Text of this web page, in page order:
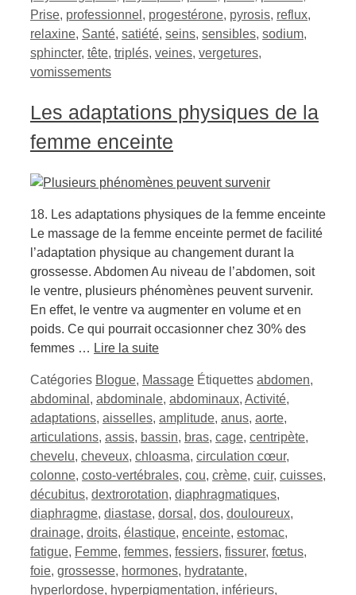
Prise, professionnel , progestérone, pyrosis, reflux,
relaxine, Santé, satiété, seins, sensibles, sodium,
sphincter, tête, triplés, veines, vergetures,
vomissements
Les adaptations physiques de la
femme enceinte
18. Les adaptations physiques de la femme enceinte
Le massage de la femme enceinte permet de facilité
l’adaptation physique au changement durant la
grossesse. Abdomen Au niveau de l’abdomen, soit
le ventre, plusieurs phénomènes peuvent survenir.
En effet, le ventre va augmenter en volume et en
poids. Ce qui pourrait occasionner chez 30% des
femmes … Lire la suite
Catégories Blogue, Massage Étiquettes abdomen,
abdominal , abdominale, abdominaux, Activité,
adaptations, aisselles, amplitude, anus, aorte,
articulations, assis, bassin, bras, cage, centripète,
chevelu, cheveux, chloasma, circulation cœur,
colonne, costo-vertébrales, cou, crème, cuir, cuisses,
décubitus, dextrorotation, diaphragmatiques,
diaphragme, diastase, dorsal , dos, douloureux,
drainage, droits, élastique, enceinte, estomac,
fatigue, Femme, femmes, fessiers, fissurer, fœtus,
foie, grossesse, hormones, hydratante,
hyperlordose, hyperpigmentation, inférieurs,